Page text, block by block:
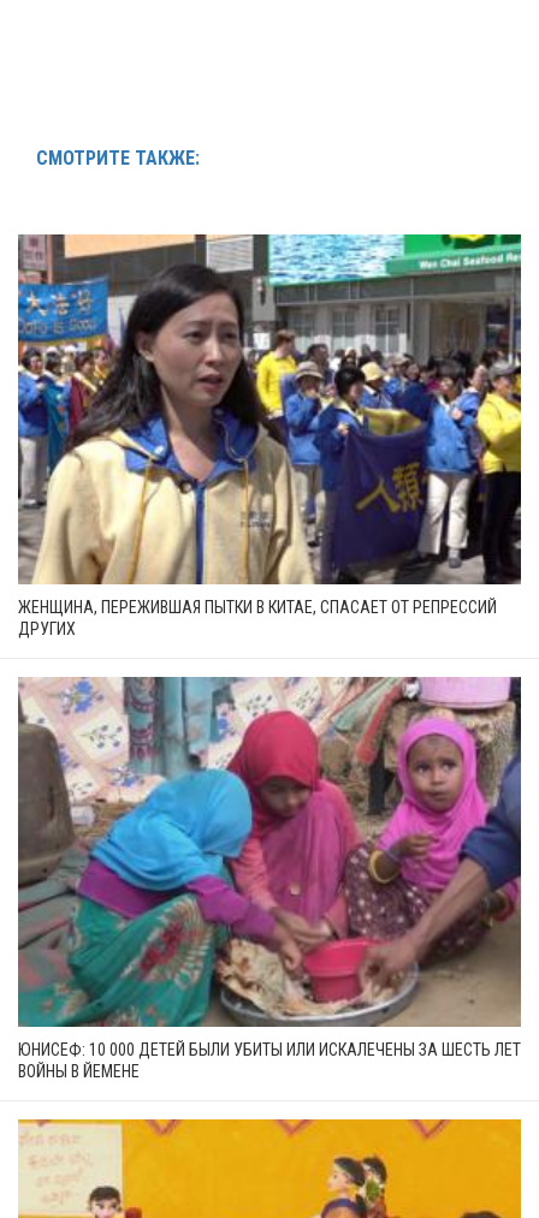
СМОТРИТЕ ТАКЖЕ:
ЖЕНЩИНА, ПЕРЕЖИВШАЯ ПЫТКИ В КИТАЕ, СПАСАЕТ ОТ РЕПРЕССИЙ
ДРУГИХ
ЮНИСЕФ: 10 000 ДЕТЕЙ БЫЛИ УБИТЫ ИЛИ ИСКАЛЕЧЕНЫ ЗА ШЕСТЬ ЛЕТ
ВОЙНЫ В ЙЕМЕНЕ